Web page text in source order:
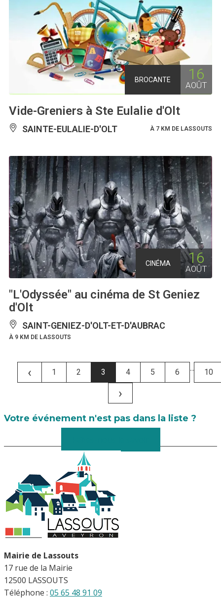
BROCANTE 16
AOÛT
Vide-Greniers à Ste Eulalie d'Olt
SAINTE-EULALIE-D'OLT À 7 KM DE LASSOUTS
CINÉMA 16
AOÛT
"L'Odyssée" au cinéma de St Geniez
d'Olt
SAINT-GENIEZ-D'OLT-ET-D'AUBRAC
À 9 KM DE LASSOUTS
‹ 1 2 3 4 5 6 ... 10
›
Votre événement n'est pas dans la liste ?
Mairie de Lassouts
17 rue de la Mairie
12500 LASSOUTS
Téléphone : 05 65 48 91 09